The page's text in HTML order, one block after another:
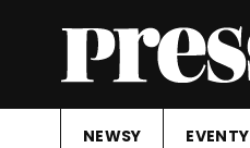
NEWSY EVENTY